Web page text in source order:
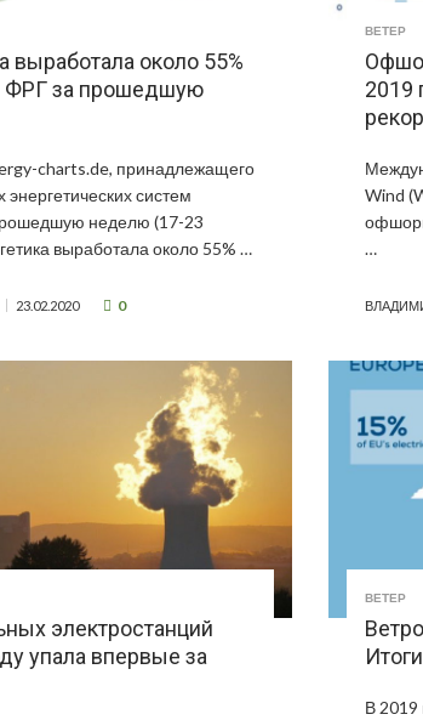
выработала около 55%
ФРГ за прошедшую
charts.de, принадлежащего
энергетических систем
неделю (17-23
выработала около 55% …
23.02.2020 0
ВЕТЕР
2019
Wind
…
электростанций
упала впервые за
ВЕТЕР
Итоги
В 2019